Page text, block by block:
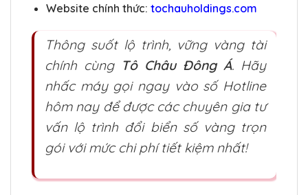
Website chính thức: tochauholdings.com
Thông suốt lộ trình, vững vàng tài
chính cùng Tô Châu Đông Á. Hãy
nhấc máy gọi ngay vào số Hotline
hôm nay để được các chuyên gia tư
vấn lộ trình đổi biển số vàng trọn
gói với mức chi phí tiết kiệm nhất!